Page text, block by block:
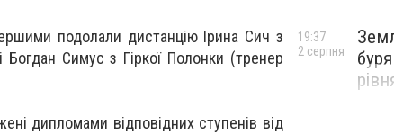
подолали дистанцію Ірина Сич з
Симус з Гіркої Полонки (тренер
дипломами відповідних ступенів від
19:37
2 серпня